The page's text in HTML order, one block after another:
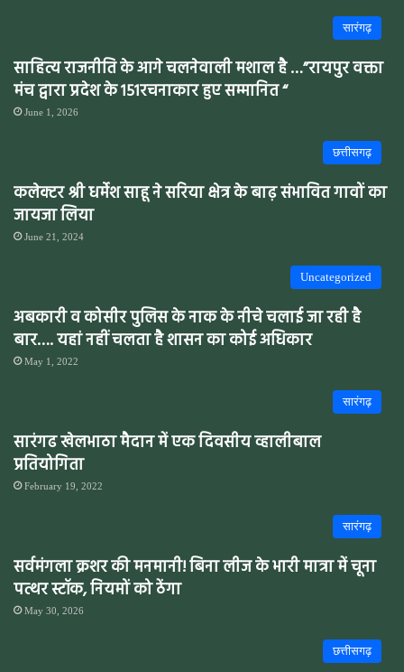
सारंगढ़
साहित्य राजनीति के आगे चलनेवाली मशाल है …”रायपुर वक्ता
मंच द्वारा प्रदेश के 151रचनाकार हुए सम्मानित “
June 1, 2026
छत्तीसगढ़
कलेक्टर श्री धर्मेश साहू ने सरिया क्षेत्र के बाढ़ संभावित गावों का
जायजा लिया
June 21, 2024
Uncategorized
अबकारी व कोसीर पुलिस के नाक के नीचे चलाई जा रही है
बार…. यहां नहीं चलता है शासन का कोई अधिकार
May 1, 2022
सारंगढ़
सारंगढ खेलभाठा मैदान में एक दिवसीय व्हालीबाल
प्रतियोगिता
February 19, 2022
सारंगढ़
सर्वमंगला क्रशर की मनमानी! बिना लीज के भारी मात्रा में चूना
पत्थर स्टॉक, नियमों को ठेंगा
May 30, 2026
छत्तीसगढ़